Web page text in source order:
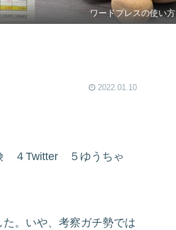
ワードプレスの使い方
2022.01.10
４Twitter ５ゆうちゃ
。いや、考察ガチ勢では